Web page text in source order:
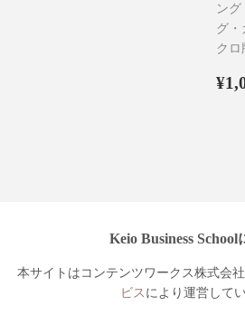
ン
グ
クロ
通
Keio Business School
本サイトはコンテンツワークス株式会
ビスにより運営してい